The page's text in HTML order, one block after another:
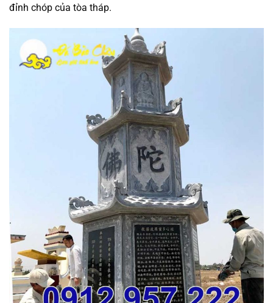
đỉnh chóp của tòa tháp.